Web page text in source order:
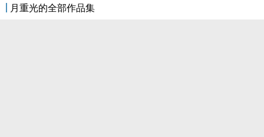
月重光的全部作品集